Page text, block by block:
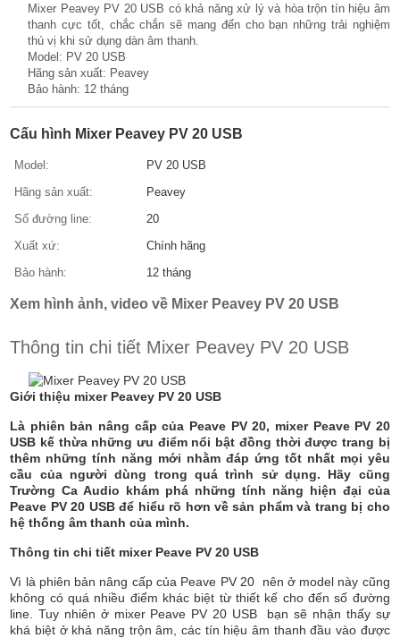
Mixer Peavey PV 20 USB có khả năng xử lý và hòa trộn tín hiệu âm
thanh cực tốt, chắc chắn sẽ mang đến cho bạn những trải nghiệm
thú vị khi sử dụng dàn âm thanh.
Model: PV 20 USB
Hãng sản xuất: Peavey
Bảo hành: 12 tháng
Cấu hình Mixer Peavey PV 20 USB
Model:
PV 20 USB
Hãng sản xuất:
Peavey
Số đường line:
20
Xuất xứ:
Chính hãng
Bảo hành:
12 tháng
Xem hình ảnh, video về Mixer Peavey PV 20 USB
Thông tin chi tiết Mixer Peavey PV 20 USB
Giới thiệu mixer Peavey PV 20 USB
Là phiên bản nâng cấp của Peave PV 20, mixer Peave PV 20
USB kế thừa những ưu điểm nổi bật đồng thời được trang bị
thêm những tính năng mới nhằm đáp ứng tốt nhất mọi yêu
cầu của người dùng trong quá trình sử dụng. Hãy cũng
Trường Ca Audio khám phá những tính năng hiện đại của
Peave PV 20 USB để hiểu rõ hơn về sản phẩm và trang bị cho
hệ thống âm thanh của mình.
Thông tin chi tiết mixer Peave PV 20 USB
Vì là phiên bản nâng cấp của Peave PV 20 nên ở model này cũng
không có quá nhiều điểm khác biệt từ thiết kế cho đến số đường
line. Tuy nhiên ở mixer Peave PV 20 USB bạn sẽ nhận thấy sự
khá biệt ở khả năng trộn âm, các tín hiệu âm thanh đầu vào được